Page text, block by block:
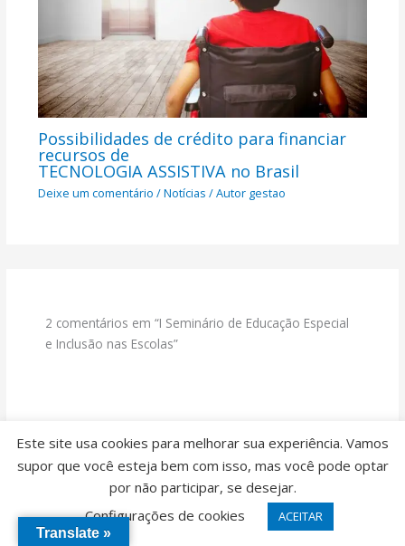
Possibilidades de crédito para financiar
recursos de
TECNOLOGIA ASSISTIVA no Brasil
Deixe um comentário /Notícias / Autor gestao
2 comentários em “I Seminário de Educação Especial
e Inclusão nas Escolas”
IT TELKOM
3 DE JANEIRO DE 2025 EM 03:08
Como os participantes do seminário podem aplicar o
conhecimento adquirido em suas comunidades e escolas?
Este site usa cookies para melhorar sua experiência. Vamos
supor que você esteja bem com isso, mas você pode optar
por não participar, se desejar.
Configurações de cookies
ACEITAR
Translate »